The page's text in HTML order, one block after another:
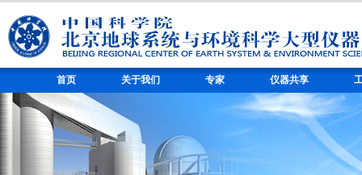
首页 关于我们 专家 仪器共享